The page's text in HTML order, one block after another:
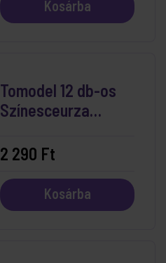
Kosárba
Tomodel 12 db-os
Színesceurza
2 290 Ft
Kosárba